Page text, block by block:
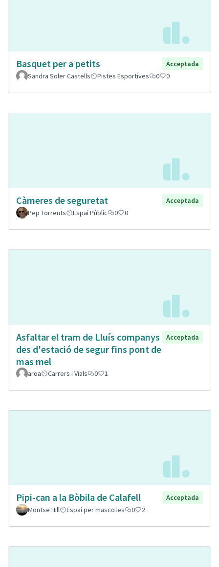
Basquet per a petits
Acceptada
Sandra Soler Castells
Pistes Esportives 0 0
Càmeres de seguretat
Acceptada
Pep Torrents
Espai Públic 0 0
Asfaltar el tram de Lluís companys
des d'estació de segur fins pont de
mas mel
Acceptada
aroa Carrers i Vials 0 1
Pipi-can a la Bòbila de Calafell
Acceptada
Montse Hill
Espai per mascotes 0 2